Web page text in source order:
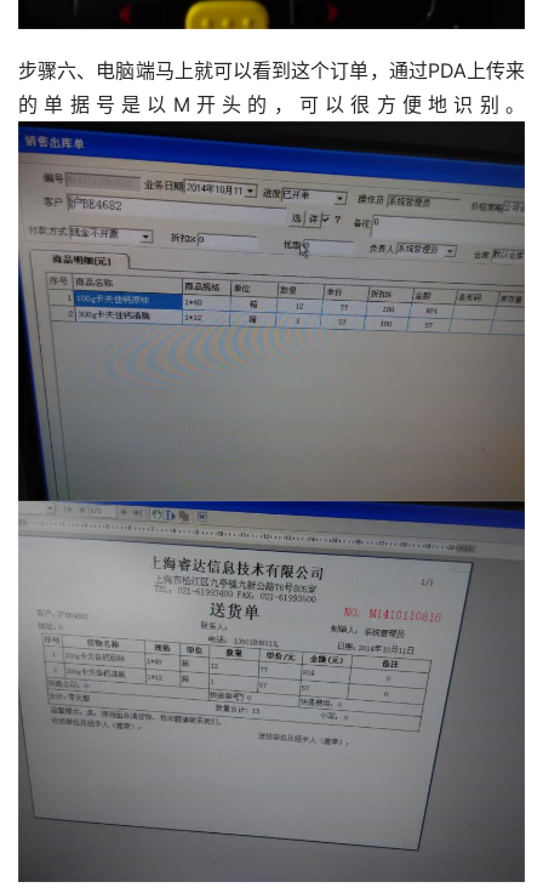
步骤六、电脑端马上就可以看到这个订单，通过PDA上传来
的单据号是以M开头的，可以很方便地识别。